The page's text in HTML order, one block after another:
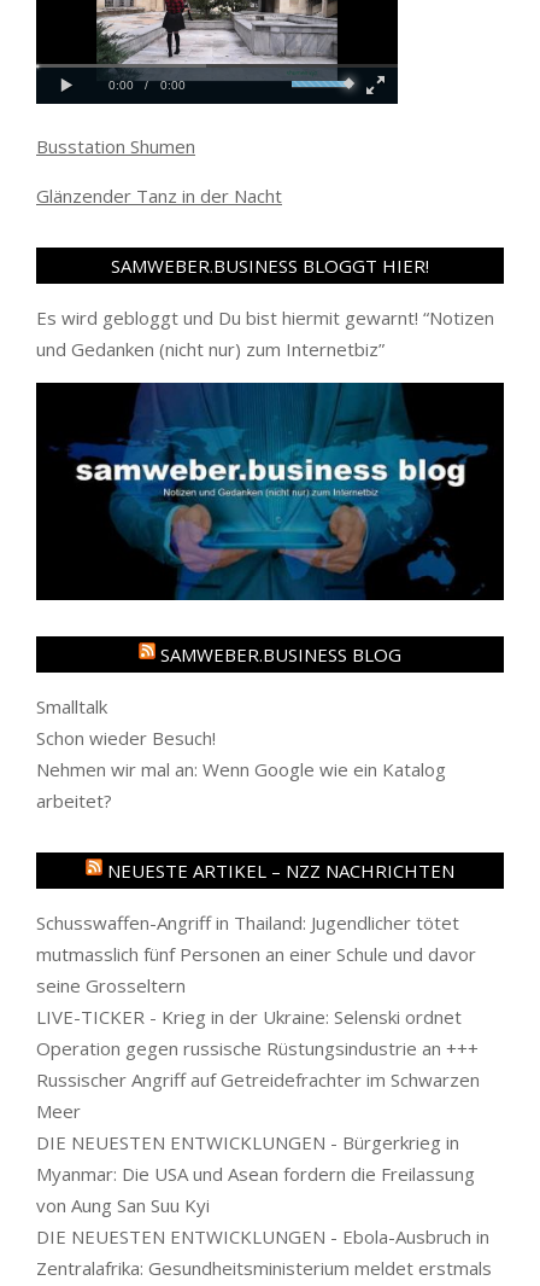
Busstation Shumen
Glänzender Tanz in der Nacht
SAMWEBER.BUSINESS BLOGGT HIER!
Es wird gebloggt und Du bist hiermit gewarnt! “Notizen
und Gedanken (nicht nur) zum Internetbiz”
SAMWEBER.BUSINESS BLOG
Smalltalk
Schon wieder Besuch!
Nehmen wir mal an: Wenn Google wie ein Katalog
arbeitet?
NEUESTE ARTIKEL – NZZ NACHRICHTEN
Schusswaffen-Angriff in Thailand: Jugendlicher tötet
mutmasslich fünf Personen an einer Schule und davor
seine Grosseltern
LIVE-TICKER - Krieg in der Ukraine: Selenski ordnet
Operation gegen russische Rüstungsindustrie an +++
Russischer Angriff auf Getreidefrachter im Schwarzen
Meer
DIE NEUESTEN ENTWICKLUNGEN - Bürgerkrieg in
Myanmar: Die USA und Asean fordern die Freilassung
von Aung San Suu Kyi
DIE NEUESTEN ENTWICKLUNGEN - Ebola-Ausbruch in
Zentralafrika: Gesundheitsministerium meldet erstmals